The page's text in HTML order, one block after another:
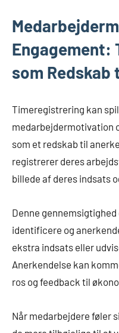
Engagement:
som Redskab
Timeregistrering kan
medarbejdermotivation
som et redskab til
registrerer deres
billede af deres indsats
Denne
identificere og
ekstra indsats eller
Anerkendelse kan
ros og feedback til
Når medarbejdere føler